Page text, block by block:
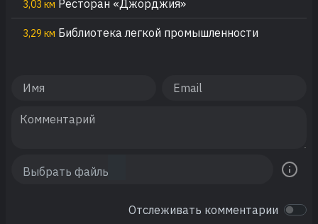
3,03 км Ресторан «Джорджия»
3,29 км Библиотека легкой промышленности
Отслеживать комментарии